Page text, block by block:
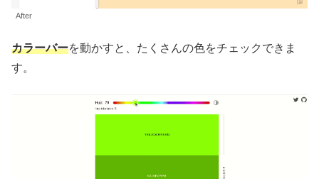
After
カラーバーを動かすと、たくさんの色をチェックできま
す。